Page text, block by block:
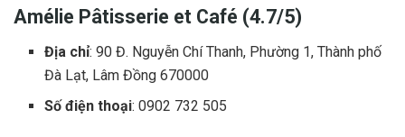
Amélie Pâtisserie et Café (4.7/5)
Địa chỉ: 90 Đ. Nguyễn Chí Thanh, Phường 1, Thành phố
Đà Lạt, Lâm Đồng 670000
Số điện thoại: 0902 732 505